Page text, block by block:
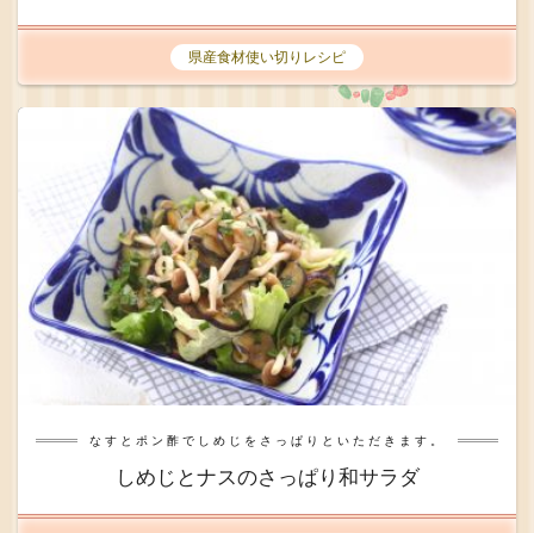
県産食材使い切りレシピ
なすとポン酢でしめじをさっぱりといただきます。
しめじとナスのさっぱり和サラダ